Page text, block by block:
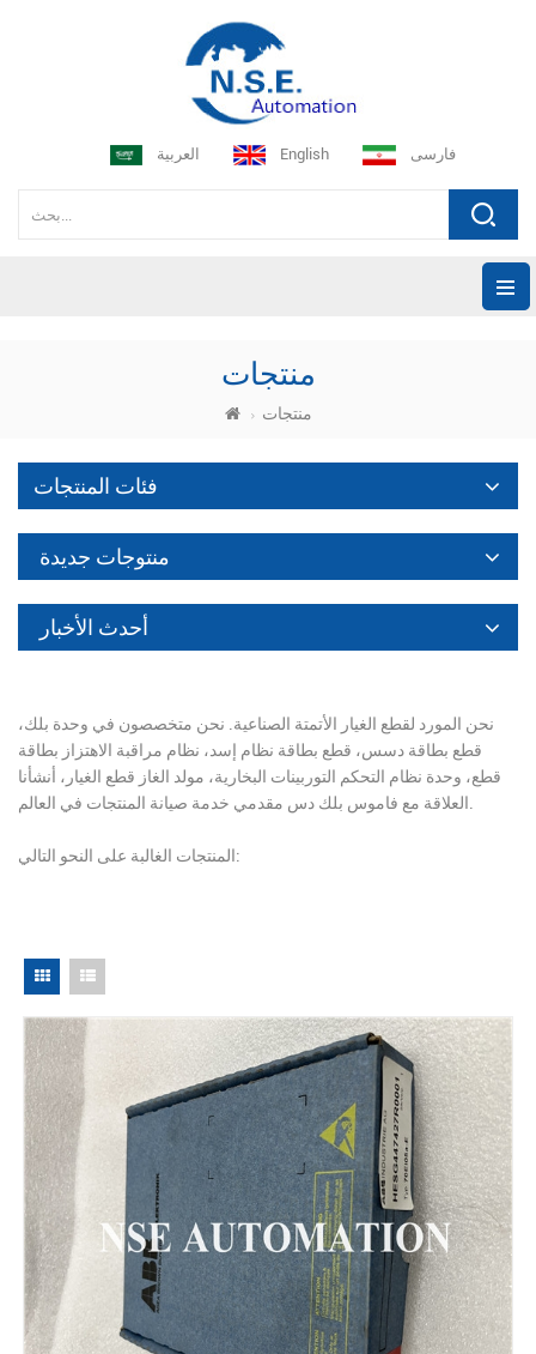
العربية English فارسی
منتجات
منتجات
فئات المنتجات
منتوجات جديدة
أحدث الأخبار
نحن المورد لقطع الغيار الأتمتة الصناعية. نحن متخصصون في وحدة بلك،
قطع بطاقة دسس، قطع بطاقة نظام إسد، نظام مراقبة الاهتزاز بطاقة
قطع، وحدة نظام التحكم التوربينات البخارية، مولد الغاز قطع الغيار، أنشأنا
المنتجات الغالبة على النحو التالي: